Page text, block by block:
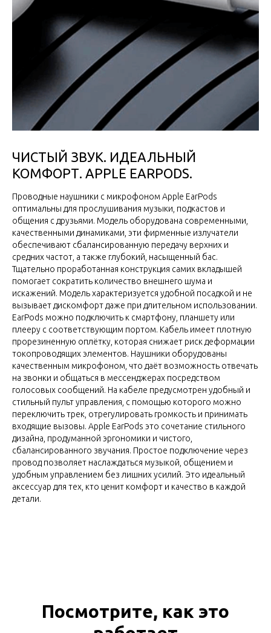
ЧИСТЫЙ ЗВУК. ИДЕАЛЬНЫЙ
КОМФОРТ. APPLE EARPODS.
Проводные наушники с микрофоном Apple EarPods
оптимальны для прослушивания музыки, подкастов и
общения с друзьями. Модель оборудована современными,
качественными динамиками, эти фирменные излучатели
обеспечивают сбалансированную передачу верхних и
средних частот, а также глубокий, насыщенный бас.
Тщательно проработанная конструкция самих вкладышей
помогает сократить количество внешнего шума и
искажений. Модель характеризуется удобной посадкой и не
вызывает дискомфорт даже при длительном использовании.
EarPods можно подключить к смартфону, планшету или
плееру с соответствующим портом. Кабель имеет плотную
прорезиненную оплётку, которая снижает риск деформации
токопроводящих элементов. Наушники оборудованы
качественным микрофоном, что даёт возможность отвечать
на звонки и общаться в мессенджерах посредством
голосовых сообщений. На кабеле предусмотрен удобный и
стильный пульт управления, с помощью которого можно
переключить трек, отрегулировать громкость и принимать
входящие вызовы. Apple EarPods это сочетание стильного
дизайна, продуманной эргономики и чистого,
сбалансированного звучания. Простое подключение через
провод позволяет наслаждаться музыкой, общением и
удобным управлением без лишних усилий. Это идеальный
аксессуар для тех, кто ценит комфорт и качество в каждой
детали.
Посмотрите, как это